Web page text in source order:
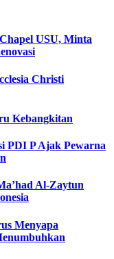
USU, Minta
Christi
Kebangkitan
PDI P Ajak Pewarna
Al-Zaytun
Menyapa